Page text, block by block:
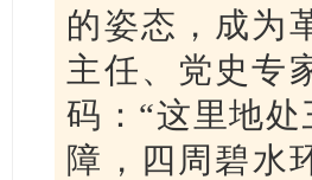
的姿态，成为
主任、党史专
码：“这里地
障，四周碧